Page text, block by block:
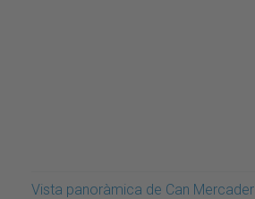
Vista panoràmica de Can Mercader